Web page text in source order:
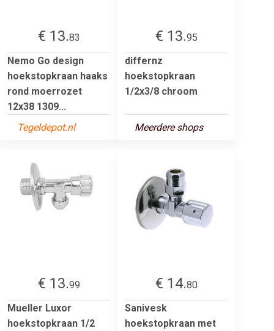
€ 13.83
Nemo Go design
hoekstopkraan haaks
rond moerrozet
12x38 1309...
Tegeldepot.nl
€ 13.95
differnz
hoekstopkraan
1/2x3/8 chroom
Meerdere shops
€ 13.99
Mueller Luxor
hoekstopkraan 1/2
€ 14.80
Sanivesk
hoekstopkraan met